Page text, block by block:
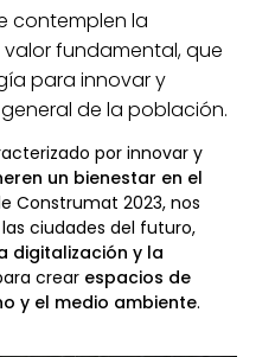
contemplen la
fundamental, que
para innovar y
de la población.
por innovar y
un bienestar en el
Construmat 2023, nos
ciudades del futuro,
digitalización y la
crear espacios de
y el medio ambiente.